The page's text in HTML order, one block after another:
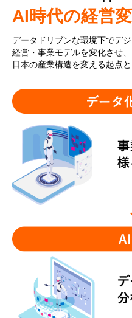
AI時代の経営
データドリブンな環境下でデ
経営・事業モデルを変化させ
日本の産業構造を変える起点と